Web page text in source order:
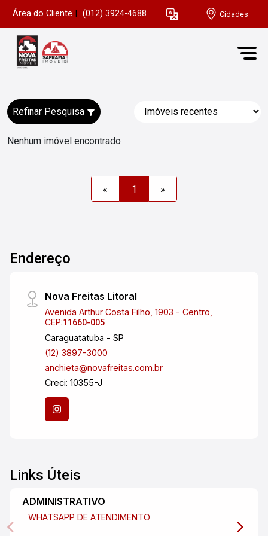
Área do Cliente (012) 3924-4688 Cidades
Refinar Pesquisa
Nenhum imóvel encontrado
« 1 »
Endereço
Nova Freitas Litoral
Avenida Arthur Costa Filho, 1903 - Centro,
CEP:11660-005
Caraguatatuba - SP
(12) 3897-3000
anchieta@novafreitas.com.br
Creci: 10355-J
Links Úteis
ADMINISTRATIVO
WHATSAPP DE ATENDIMENTO